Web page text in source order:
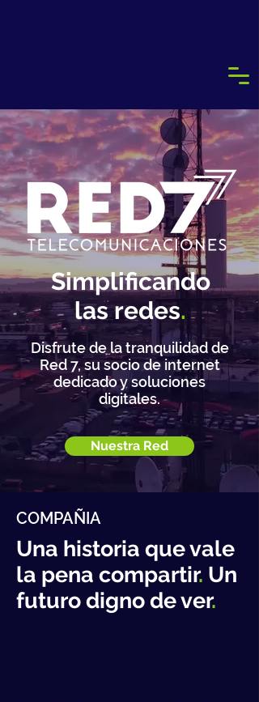
Simplificando
las redes.
Disfrute de la tranquilidad de
Red 7, su socio de internet
dedicado y soluciones
digitales.
Nuestra Red
COMPAÑIA
Una historia que vale
la pena compartir. Un
futuro digno de ver.